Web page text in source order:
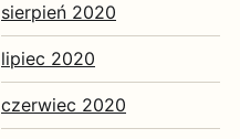
sierpień 2020
lipiec 2020
czerwiec 2020